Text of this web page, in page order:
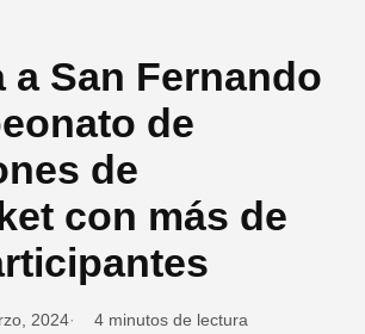
a San Fernando
de
de
con más de
2024 4 minutos de lectura